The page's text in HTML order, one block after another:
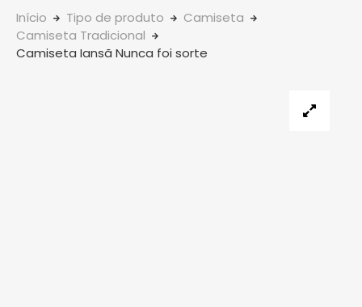
Início Tipo de produto
Camiseta
Camiseta Tradicional
Camiseta Iansã Nunca foi sorte